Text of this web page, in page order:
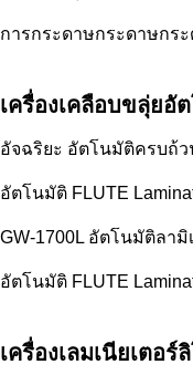
การกระดาษกระดาษกร
เครื่องเคลือบขลุ่ยอั
อัจฉริยะ อัตโนมัติครบถ้ว
อัตโนมัติ FLUTE
GW-1700L อัตโนมัติลา
อัตโนมัติ FLUTE
เครื่องเลมเนียเตอร์